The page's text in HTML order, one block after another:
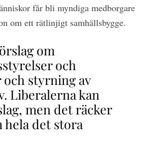
får bli myndiga medborgare
om ett rätlinjigt samhällsbygge.
om
och
styrning av
Liberalerna kan
men det räcker
det stora